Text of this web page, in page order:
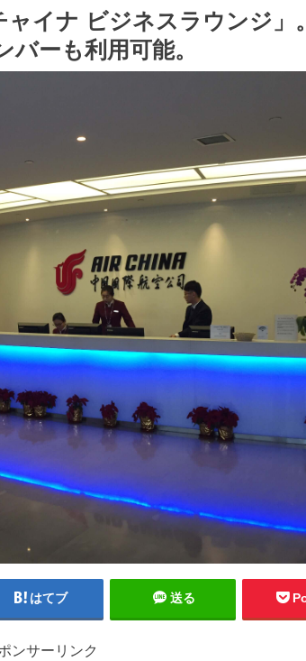
イナ ビジネスラウンジ」
ーも利用可能。
はてブ 送る
ンサーリンク